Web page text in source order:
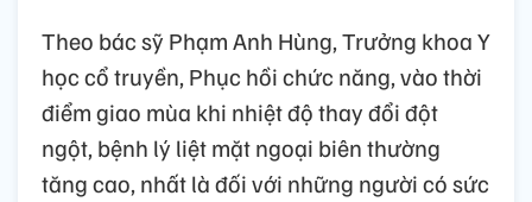
Theo bác sỹ Phạm Anh Hùng, Trưởng khoa Y
học cổ truyền, Phục hồi chức năng, vào thời
điểm giao mùa khi nhiệt độ thay đổi đột
ngột, bệnh lý liệt mặt ngoại biên thường
tăng cao, nhất là đối với những người có sức